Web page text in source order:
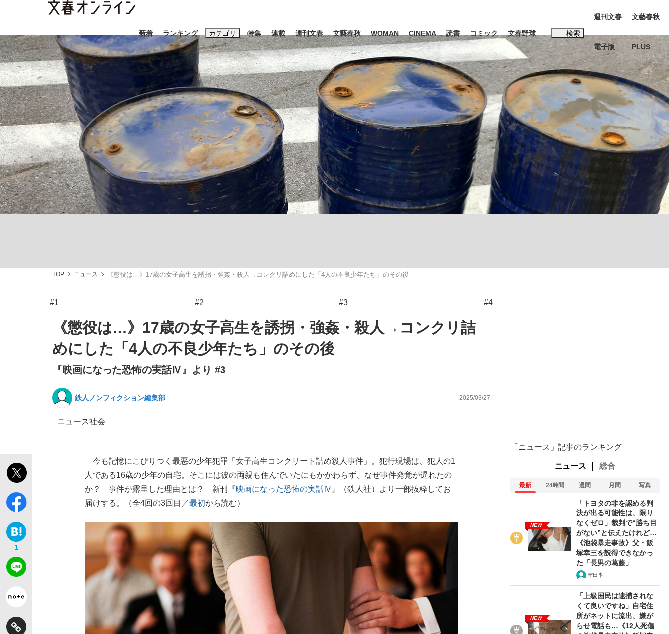
新着 ランキング カテゴリ
スクープ ニュース エンタメ ライフ ビジネス インタビュー 読書
《BTS厳戒トーキョー滞在記》RM→渋谷で飲み会、JIN→伊豆の... 「90%は失敗する。でも…」本田圭佑が初めて明かした日本代表監督に...
「クマが悪者扱いされているのが悲しい」『北の国から』倉本聰氏（91...
もっと見る
特集
日本生まれのK-POPアイドルたち 終戦から81年
キングの誕生を、目撃せよ。
もっと見る
連載 週刊文春 文藝春秋 WOMAN CINEMA 読書 コミック 文春野球 検索
キーワード入力
おすすめのキーワードタグ一覧
#藤田晋 #三山凌輝 #高市早苗 #後藤真希 #森岡毅 #城彰二 #内田有紀
#松田聖子
#玉木雄一郎
#亀和田武
週刊文春
電子版
文藝春秋
PLUS
TOP ニュース 《懲役は…》17歳の女子高生を誘拐・強姦・殺人→コンクリ詰めにした「4人の不良少年たち」のその後
#1 #2 #3 #4
《懲役は…》17歳の女子高生を誘拐・強姦・殺人→コンクリ詰
めにした「4人の不良少年たち」のその後
『映画になった恐怖の実話Ⅳ』より #3
鉄人ノンフィクション編集部 2025/03/27
ニュース社会
1
今も記憶にこびりつく最悪の少年犯罪「女子高生コンクリート詰め殺人事件」。犯行現場は、犯人の1
人である16歳の少年の自宅。そこには彼の両親も住んでいたにもかかわらず、なぜ事件発覚が遅れたの
か？ 事件が露呈した理由とは？ 新刊『映画になった恐怖の実話Ⅳ 』（鉄人社）より一部抜粋してお
届けする。（全4回の3回目／最初から読む）
「ニュース」記事のランキング
ニュース 総合
最新 24時間 週間 月間 写真
NEW
「トヨタの非を認める判
決が出る可能性は、限り
なくゼロ」裁判で“勝ち目
がない”と伝えたけれど…
《池袋暴走事故》父・飯
塚幸三を説得できなかっ
た「長男の葛藤」
守田 哲
NEW
「上級国民は逮捕されな
くて良いですね」自宅住
所がネットに流出、嫌が
らせ電話も…《12人死傷